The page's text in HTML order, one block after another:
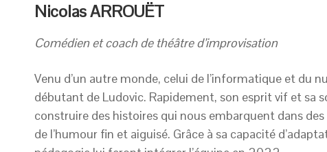
Nicolas ARROUËT
Comédien et coach de théâtre d’improvisation
Venu d’un autre monde, celui de l’informatique et du
débutant de Ludovic. Rapidement, son esprit vif et sa
construire des histoires qui nous embarquent dans
de l’humour fin et aiguisé. Grâce à sa capacité